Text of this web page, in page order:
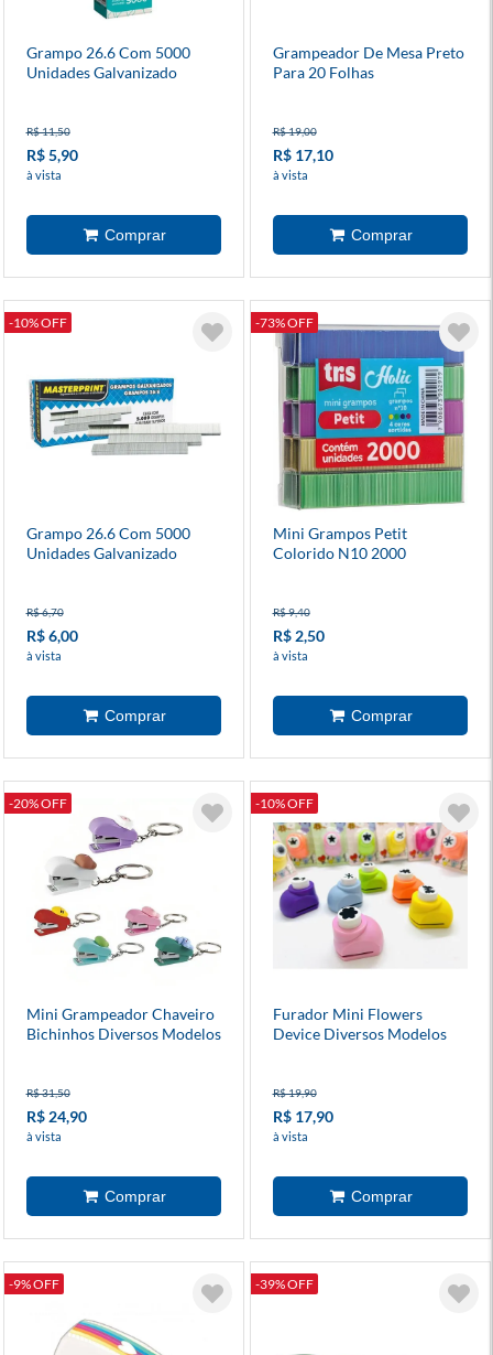
Grampo 26.6 Com 5000
Unidades Galvanizado
R$ 11,50
R$ 5,90
à vista
Grampeador De Mesa Preto
Para 20 Folhas
R$ 19,00
R$ 17,10
à vista
-10% OFF
Grampo 26.6 Com 5000
Unidades Galvanizado
R$ 6,70
R$ 6,00
à vista
-73% OFF
Mini Grampos Petit
Colorido N10 2000
R$ 9,40
R$ 2,50
à vista
-20% OFF
Mini Grampeador Chaveiro
Bichinhos Diversos Modelos
R$ 31,50
R$ 24,90
à vista
-10% OFF
Furador Mini Flowers
Device Diversos Modelos
R$ 19,90
R$ 17,90
à vista
-9% OFF -39% OFF